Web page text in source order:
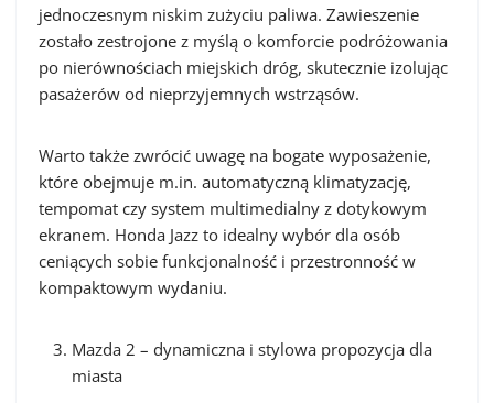
jednoczesnym niskim zużyciu paliwa. Zawieszenie
zostało zestrojone z myślą o komforcie podróżowania
po nierównościach miejskich dróg, skutecznie izolując
pasażerów od nieprzyjemnych wstrząsów.
Warto także zwrócić uwagę na bogate wyposażenie,
które obejmuje m.in. automatyczną klimatyzację,
tempomat czy system multimedialny z dotykowym
ekranem. Honda Jazz to idealny wybór dla osób
ceniących sobie funkcjonalność i przestronność w
kompaktowym wydaniu.
Mazda 2 – dynamiczna i stylowa propozycja dla
miasta